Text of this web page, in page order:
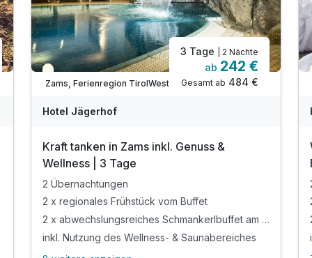
Teilweise ausgelastet
Zams, Ferienregion TirolWest
3 Tage | 2 Nächte
ab 242 €
Gesamt ab 484 €
Hotel Jägerhof
Kraft tanken in Zams inkl. Genuss &
Wellness | 3 Tage
2 Übernachtungen
2 x regionales Frühstück vom Buffet
2 x abwechslungsreiches Schmankerlbuffet am Abend
inkl. Nutzung des Wellness- & Saunabereiches